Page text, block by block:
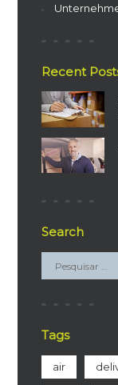
Recent
Search
Tags
air